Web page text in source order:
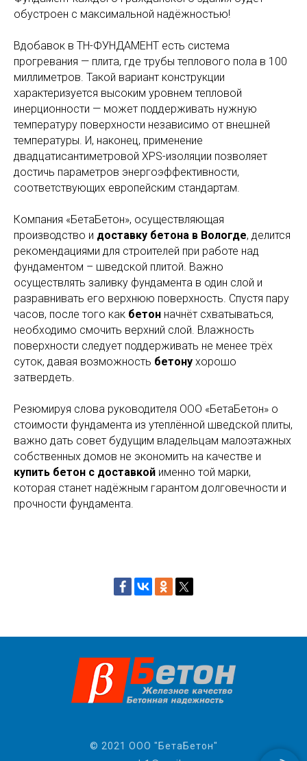
обустроен с максимальной надёжностью!
Вдобавок в ТН-ФУНДАМЕНТ есть система
прогревания — плита, где трубы теплового пола в 100
миллиметров. Такой вариант конструкции
характеризуется высоким уровнем тепловой
инерционности — может поддерживать нужную
температуру поверхности независимо от внешней
температуры. И, наконец, применение
двадцатисантиметровой XPS-изоляции позволяет
достичь параметров энергоэффективности,
соответствующих европейским стандартам.
Компания «БетаБетон», осуществляющая
производство и доставку бетона в Вологде, делится
рекомендациями для строителей при работе над
фундаментом – шведской плитой. Важно
осуществлять заливку фундамента в один слой и
разравнивать его верхнюю поверхность. Спустя пару
часов, после того как бетон начнёт схватываться,
необходимо смочить верхний слой. Влажность
поверхности следует поддерживать не менее трёх
суток, давая возможность бетону хорошо
затвердеть.
Резюмируя слова руководителя ООО «БетаБетон» о
стоимости фундамента из утеплённой шведской плиты,
важно дать совет будущим владельцам малоэтажных
собственных домов не экономить на качестве и
купить бетон с доставкой именно той марки,
которая станет надёжным гарантом долговечности и
прочности фундамента.
© 2021 ООО "БетаБетон"